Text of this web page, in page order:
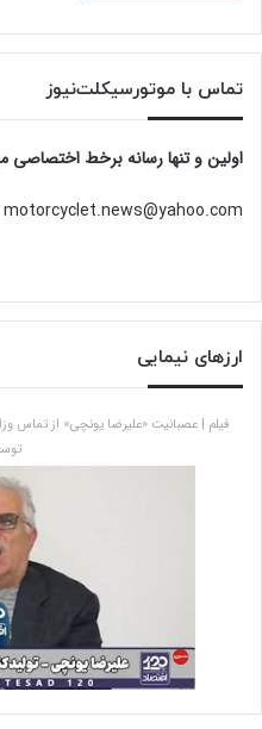
تماس با موتورسیکلت‌نیوز
اولین و تنها رسانه برخط اختصاصی
motorcyclet.news@yahoo.com
ارزهای نیمایی
فیلم | عصبانیت «علیرضا یونچی» از تماس